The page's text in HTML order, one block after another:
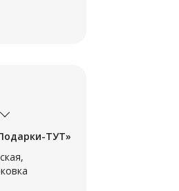
ТУТ»